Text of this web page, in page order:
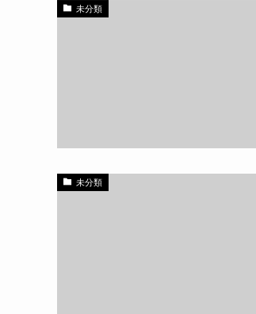
未分類
未分類